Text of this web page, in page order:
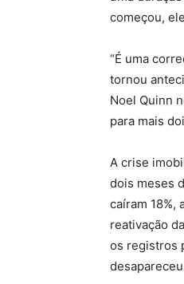
começou,
“É uma
tornou
Noel Quinn
para mais
A crise
dois meses
caíram 18%,
reativação
os registros